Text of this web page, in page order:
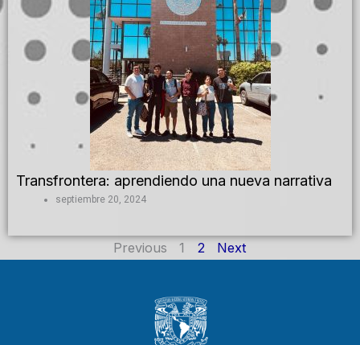
Transfrontera: aprendiendo una nueva narrativa
septiembre 20, 2024
Previous 1 2 Next